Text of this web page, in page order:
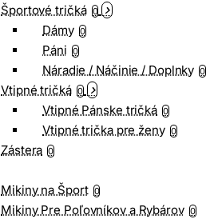
Športové tričká 0
Dámy 0
Páni 0
Náradie / Náčinie / Doplnky 0
Vtipné tričká 0
Vtipné Pánske tričká 0
Vtipné trička pre ženy 0
Zástera 0
Mikiny na Šport 0
Mikiny Pre Poľovníkov a Rybárov 0